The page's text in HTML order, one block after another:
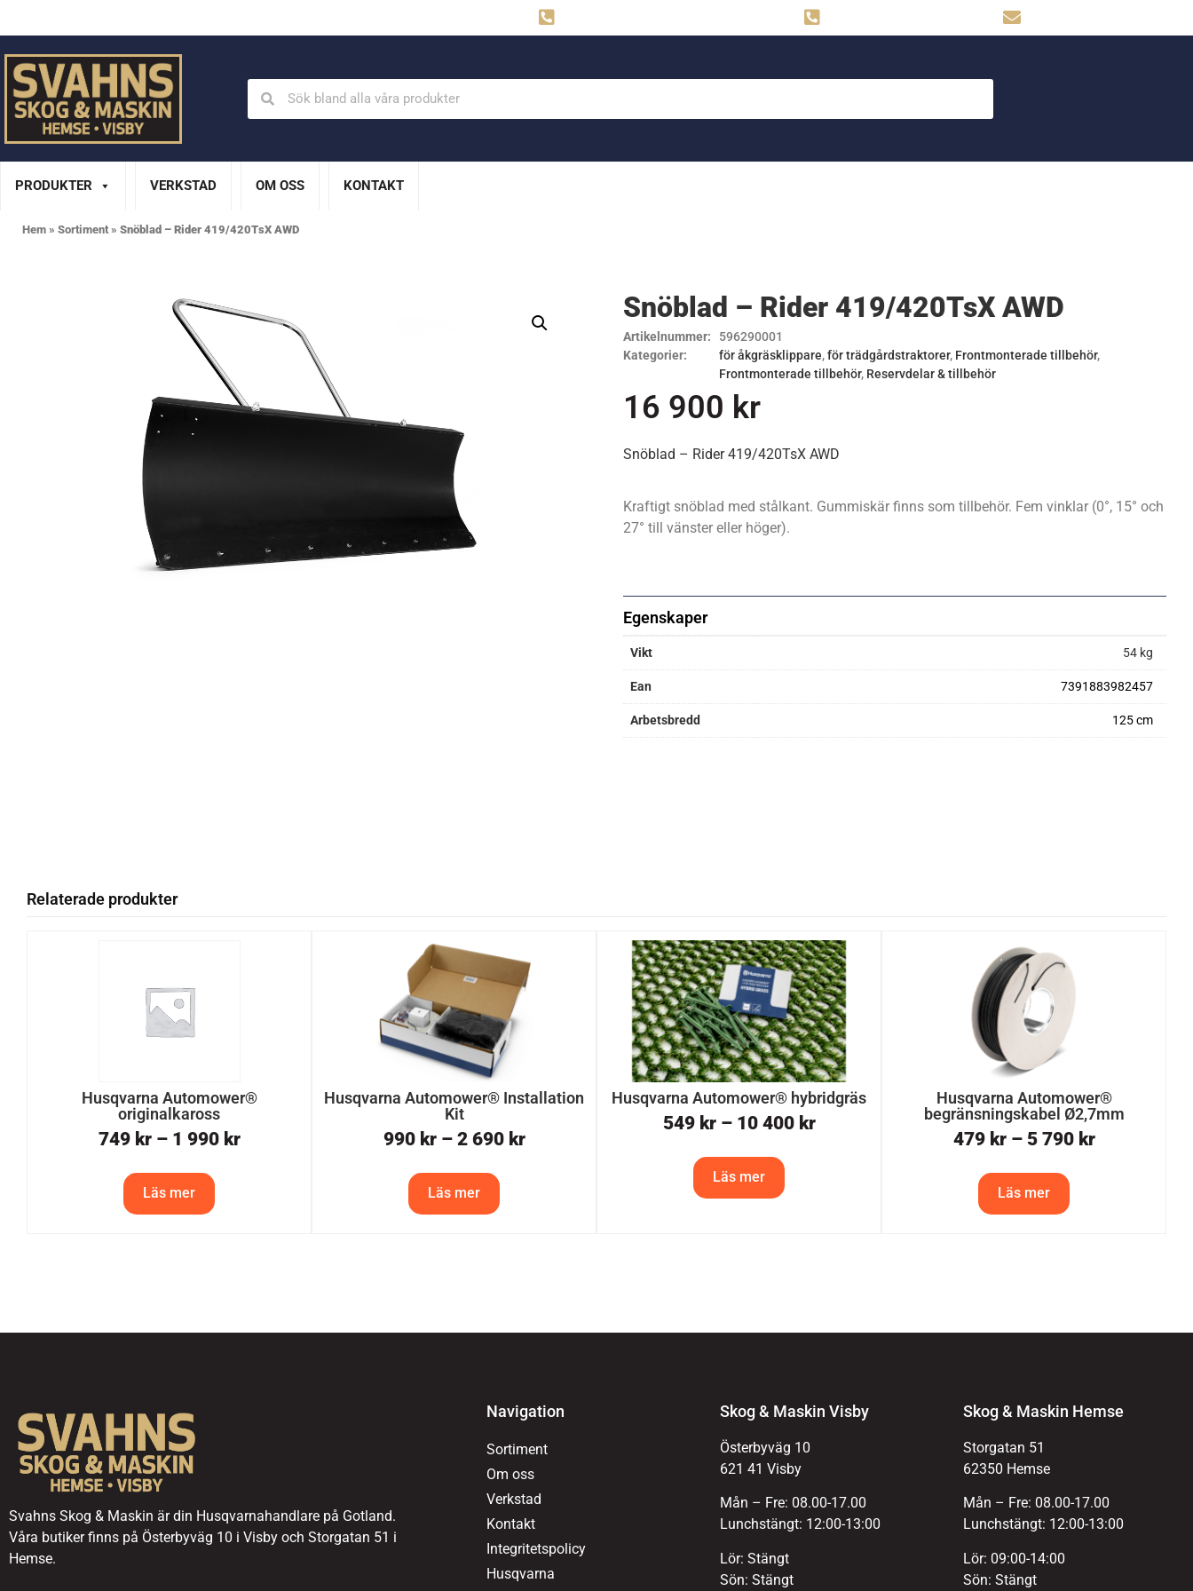
PRODUKTER VERKSTAD OM OSS KONTAKT
Hem » Sortiment » Snöblad – Rider 419/420TsX AWD
Snöblad – Rider 419/420TsX AWD
Artikelnummer:
596290001
Kategorier:
för åkgräsklippare,för trädgårdstraktorer, Frontmonterade tillbehör,
Frontmonterade tillbehör, Reservdelar & tillbehör
16 900 kr
Snöblad – Rider 419/420TsX AWD
Kraftigt snöblad med stålkant. Gummiskär finns som tillbehör. Fem vinklar (0°, 15° och
27° till vänster eller höger).
Egenskaper
Vikt 54 kg
Ean 7391883982457
Arbetsbredd 125 cm
Relaterade produkter
Husqvarna Automower®
originalkaross
749 kr – 1 990 kr
Läs mer
Husqvarna Automower® Installation
Kit
990 kr – 2 690 kr
Läs mer
Husqvarna Automower® hybridgräs
549 kr – 10 400 kr
Läs mer
Husqvarna Automower®
begränsningskabel Ø2,7mm
479 kr – 5 790 kr
Läs mer
Svahns Skog & Maskin är din Husqvarnahandlare på Gotland.
Våra butiker finns på Österbyväg 10 i Visby och Storgatan 51 i
Hemse.
Navigation
Sortiment
Om oss
Verkstad
Kontakt
Integritetspolicy
Husqvarna
Skog & Maskin Visby
Österbyväg 10
621 41 Visby
Mån – Fre: 08.00-17.00
Lunchstängt: 12:00-13:00
Lör: Stängt
Sön: Stängt
Skog & Maskin Hemse
Storgatan 51
62350 Hemse
Mån – Fre: 08.00-17.00
Lunchstängt: 12:00-13:00
Lör: 09:00-14:00
Sön: Stängt